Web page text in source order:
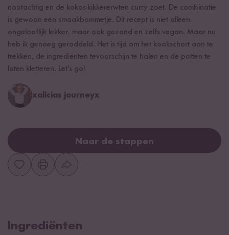
nootachtig en de kokos-kikkererwten curry zoet. De combinatie
is gewoon een smaakbommetje. Dit recept is niet alleen
ongelooflijk lekker, maar ook gezond en zelfs vegan. Maar nu
heb ik genoeg geroddeld. Het is tijd om het kookschort aan te
trekken, de ingrediënten tevoorschijn te halen en de potten te
laten kletteren. Let's go!
xalicias journeyx
Naar de stappen
Ingrediënten